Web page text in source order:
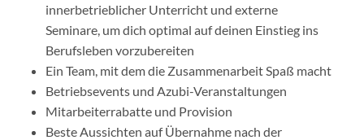
innerbetrieblicher Unterricht und externe
Seminare, um dich optimal auf deinen Einstieg ins
Berufsleben vorzubereiten
Ein Team, mit dem die Zusammenarbeit Spaß macht
Betriebsevents und Azubi-Veranstaltungen
Mitarbeiterrabatte und Provision
Beste Aussichten auf Übernahme nach der